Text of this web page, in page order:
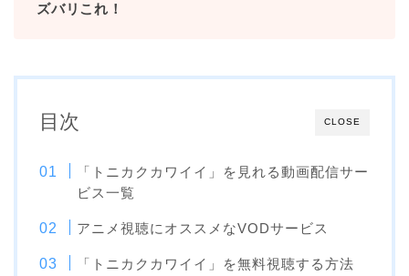
ズバリこれ！
CLOSE
目次
「トニカクカワイイ」を見れる動画配信サー
ビス一覧
アニメ視聴にオススメなVODサービス
「トニカクカワイイ」を無料視聴する方法